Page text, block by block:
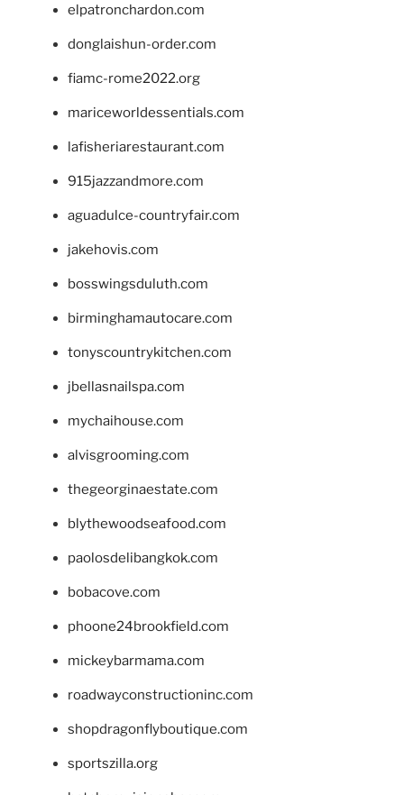
elpatronchardon.com
donglaishun-order.com
fiamc-rome2022.org
mariceworldessentials.com
lafisheriarestaurant.com
915jazzandmore.com
aguadulce-countryfair.com
jakehovis.com
bosswingsduluth.com
birminghamautocare.com
tonyscountrykitchen.com
jbellasnailspa.com
mychaihouse.com
alvisgrooming.com
thegeorginaestate.com
blythewoodseafood.com
paolosdelibangkok.com
bobacove.com
phoone24brookfield.com
mickeybarmama.com
roadwayconstructioninc.com
shopdragonflyboutique.com
sportszilla.org